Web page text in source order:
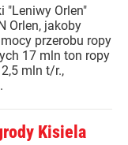
"Leniwy Orlen"
Orlen, jakoby
przerobu ropy
17 mln ton ropy
mln t/r.,
Kisiela